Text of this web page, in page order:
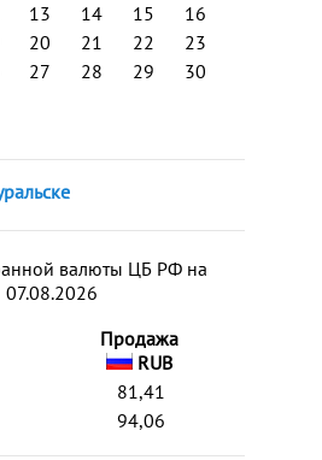
13 14 15
16
20 21 22
23
27 28 29
30
валюты ЦБ РФ на
07.08.2026
Продажа
RUB
81,41
94,06